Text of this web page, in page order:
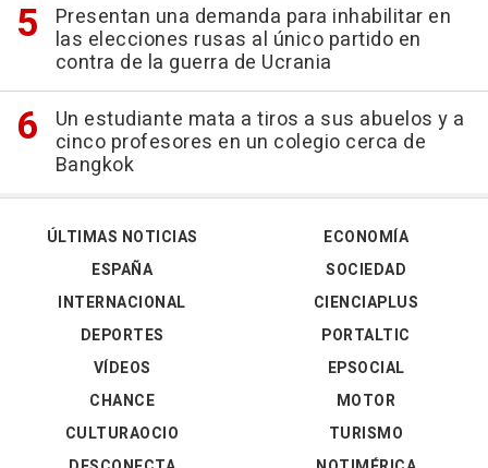
Presentan una demanda para inhabilitar en
las elecciones rusas al único partido en
contra de la guerra de Ucrania
Un estudiante mata a tiros a sus abuelos y a
cinco profesores en un colegio cerca de
Bangkok
ÚLTIMAS NOTICIAS
ESPAÑA
INTERNACIONAL
DEPORTES
VÍDEOS
ECONOMÍA
SOCIEDAD
CIENCIAPLUS
PORTALTIC
EPSOCIAL
CHANCE
CULTURAOCIO
MOTOR
TURISMO